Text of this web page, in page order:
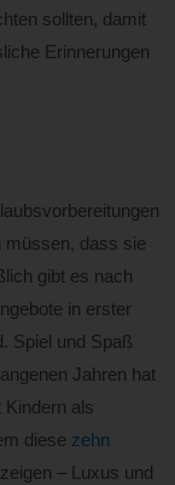
sollten, damit
Erinnerungen
müssen, dass sie
gibt es nach
in erster
Spiel und Spaß
Jahren hat
Kindern als
diese zehn
zeigen – Luxus und